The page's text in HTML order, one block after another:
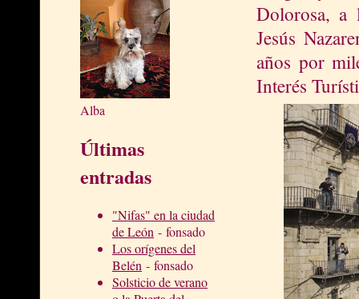
Alba
Últimas
entradas
"Nifas" en la ciudad
de León - fonsado
Los orígenes del
Belén - fonsado
Solsticio de verano
Dolorosa, a
Jesús
años por
Interés